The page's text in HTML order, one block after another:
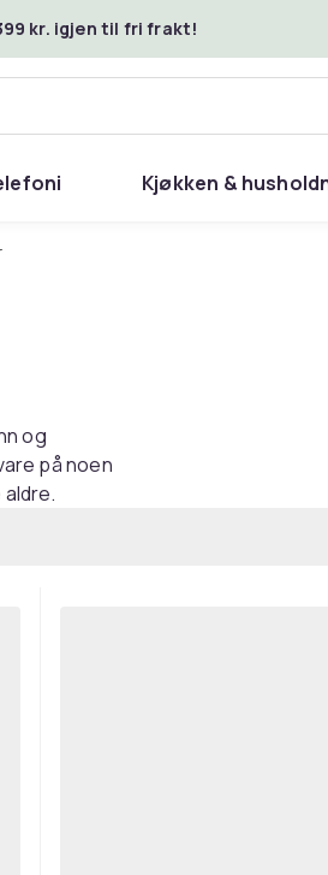
kr. igjen til fri frakt!
Kjøkken &
og
på noen